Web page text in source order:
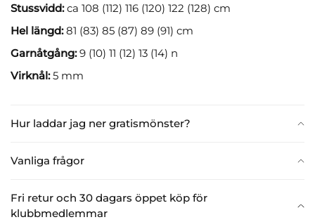
Hur laddar jag ner gratismönster?
Vanliga frågor
Fri retur och 30 dagars öppet köp för
klubbmedlemmar
Stussvidd:ca 108 (112) 116 (120) 122 (128) cm
Hel längd:81 (83) 85 (87) 89 (91) cm
Garnåtgång:9 (10) 11 (12) 13 (14) n
Virknål:5 mm